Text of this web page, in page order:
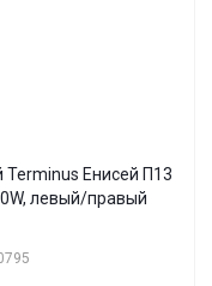
Terminus Енисей П13
левый/правый